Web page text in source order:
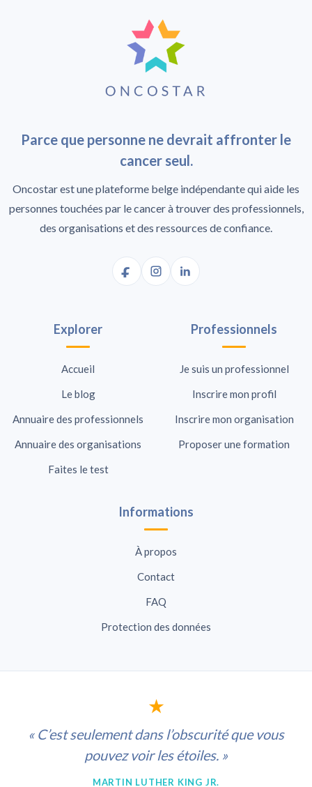
Parce que personne ne devrait affronter le
cancer seul.
Oncostar est une plateforme belge indépendante qui aide les
personnes touchées par le cancer à trouver des professionnels,
des organisations et des ressources de confiance.
Explorer
Accueil
Le blog
Annuaire des professionnels
Annuaire des organisations
Faites le test
Professionnels
Je suis un professionnel
Inscrire mon profil
Inscrire mon organisation
Proposer une formation
Informations
À propos
Contact
FAQ
Protection des données
★
« C’est seulement dans l’obscurité que vous
pouvez voir les étoiles. »
MARTIN LUTHER KING JR.